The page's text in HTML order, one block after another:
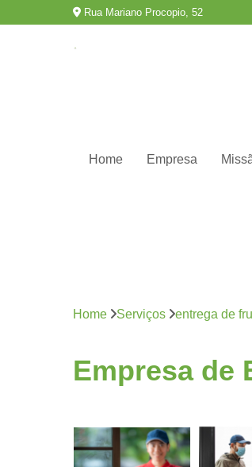
Rua Mariano Procopio, 52
Home Empresa
Home Serviços entrega de
Empresa de